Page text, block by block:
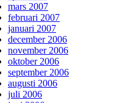
mars 2007
februari 2007
januari 2007
december 2006
november 2006
oktober 2006
september 2006
augusti 2006
juli 2006